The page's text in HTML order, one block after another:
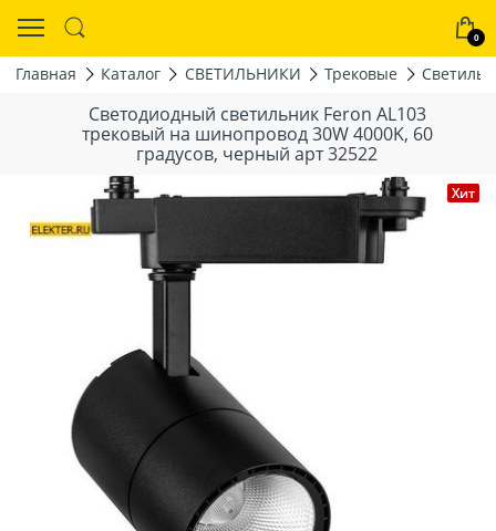
0
Главная Каталог СВЕТИЛЬНИКИ Трековые
Светодиодный светильник Feron AL103
трековый на шинопровод 30W 4000K, 60
градусов, черный арт 32522
Хит